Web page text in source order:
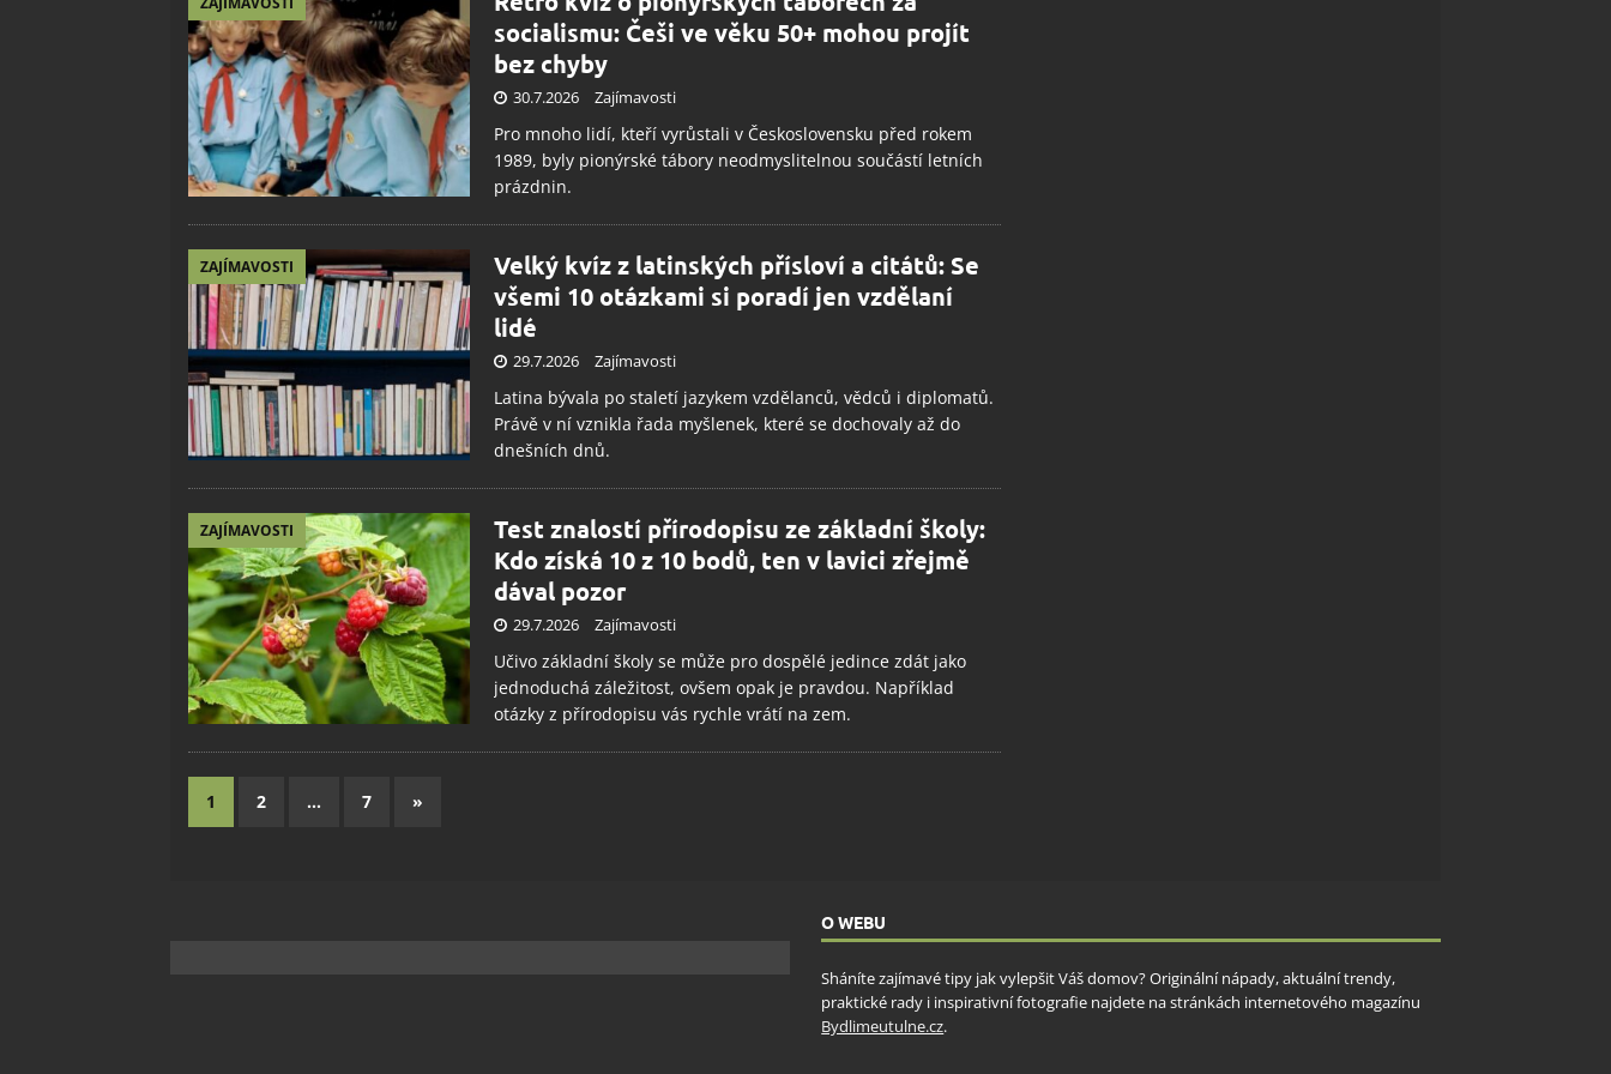
socialismu: Češi ve věku 50+ mohou projít
bez chyby
30.7.2026 Zajímavosti
Pro mnoho lidí, kteří vyrůstali v Československu před rokem
1989, byly pionýrské tábory neodmyslitelnou součástí letních
prázdnin.
ZAJÍMAVOSTI
Velký kvíz z latinských přísloví a citátů: Se
všemi 10 otázkami si poradí jen vzdělaní
lidé
29.7.2026 Zajímavosti
Latina bývala po staletí jazykem vzdělanců, vědců i diplomatů.
Právě v ní vznikla řada myšlenek, které se dochovaly až do
dnešních dnů.
ZAJÍMAVOSTI
Test znalostí přírodopisu ze základní školy:
Kdo získá 10 z 10 bodů, ten v lavici zřejmě
dával pozor
29.7.2026 Zajímavosti
Učivo základní školy se může pro dospělé jedince zdát jako
jednoduchá záležitost, ovšem opak je pravdou. Například
otázky z přírodopisu vás rychle vrátí na zem.
1 2 … 7 »
O WEBU
Sháníte zajímavé tipy jak vylepšit Váš domov? Originální nápady, aktuální trendy,
praktické rady i inspirativní fotografie najdete na stránkách internetového magazínu
Bydlimeutulne.cz.